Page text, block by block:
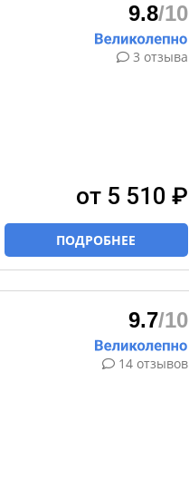
9.8/10
3 отзыва
от 5 510 ₽
ПОДРОБНЕЕ
9.7/10
14 отзывов